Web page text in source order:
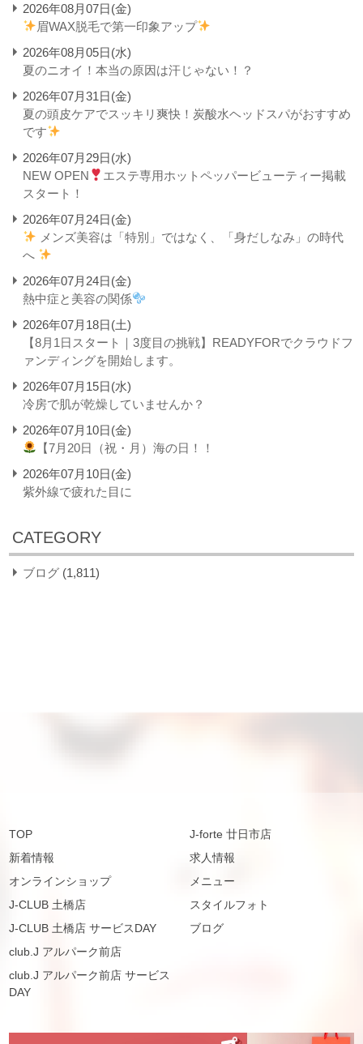
2026年08月07日(金)
眉WAX脱毛で第一印象アップ
2026年08月05日(水)
夏のニオイ！本当の原因は汗じゃない！？
2026年07月31日(金)
夏の頭皮ケアでスッキリ爽快！炭酸水ヘッドスパがおすすめ
です
2026年07月29日(水)
NEW OPEN
エステ専用ホットペッパービューティー掲載
スタート！
2026年07月24日(金)
メンズ美容は「特別」ではなく、「身だしなみ」の時代
へ
2026年07月24日(金)
熱中症と美容の関係
2026年07月18日(土)
【8月1日スタート｜3度目の挑戦】READYFORでクラウドフ
ァンディングを開始します。
2026年07月15日(水)
冷房で肌が乾燥していませんか？
2026年07月10日(金)
【7月20日（祝・月）海の日！！
2026年07月10日(金)
紫外線で疲れた目に
CATEGORY
ブログ (1,811)
TOP
新着情報
オンラインショップ
J-CLUB 土橋店
J-CLUB 土橋店 サービスDAY
club.J アルパーク前店
club.J アルパーク前店 サービス
DAY
J-forte 廿日市店
求人情報
メニュー
スタイルフォト
ブログ